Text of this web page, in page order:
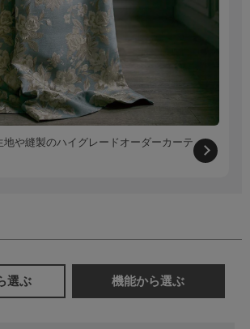
地や縫製のハイグレードオーダーカーテ
選ぶ 機能から選ぶ